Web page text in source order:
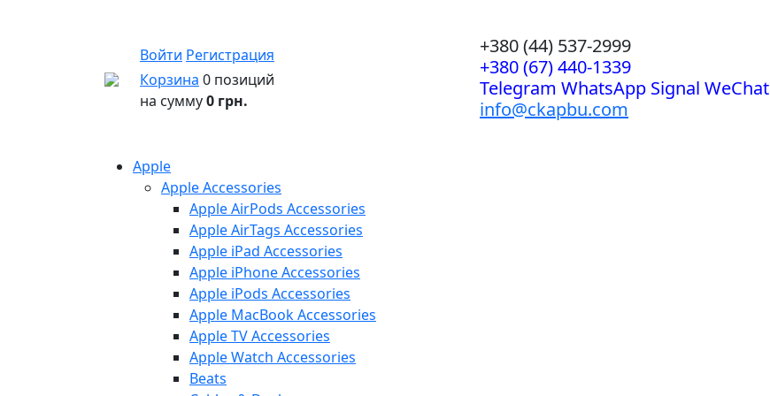
Войти Регистрация
Корзина 0 позиций
на сумму0 грн.
+380 (44) 537-2999
+380 (67) 440-1339
Telegram WhatsApp Signal WeChat
info@ckapbu.com
Apple
Apple Accessories
Apple AirPods Accessories
Apple AirTags Accessories
Apple iPad Accessories
Apple iPhone Accessories
Apple iPods Accessories
Apple MacBook Accessories
Apple TV Accessories
Apple Watch Accessories
Beats